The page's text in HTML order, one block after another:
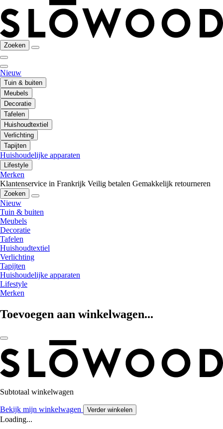
Zoeken
Nieuw
Tuin & buiten
Meubels
Decoratie
Tafelen
Huishoudtextiel
Verlichting
Tapijten
Huishoudelijke apparaten
Lifestyle
Merken
Klantenservice in Frankrijk Veilig betalen Gemakkelijk retourneren
Zoeken
Nieuw
Tuin & buiten
Meubels
Decoratie
Tafelen
Huishoudtextiel
Verlichting
Tapijten
Huishoudelijke apparaten
Lifestyle
Merken
Toevoegen aan winkelwagen...
Subtotaal winkelwagen
Bekijk mijn winkelwagen Verder winkelen
Loading...